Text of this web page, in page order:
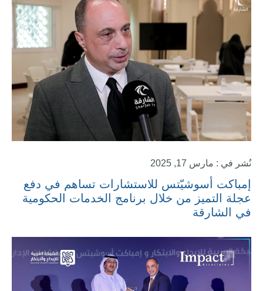
نُشر في : مارس 17, 2025
إمباكت أسوشيّتس للاستشارات تساهم في دفع
عجلة التميز من خلال برنامج الخدمات الحكومية
في الشارقة